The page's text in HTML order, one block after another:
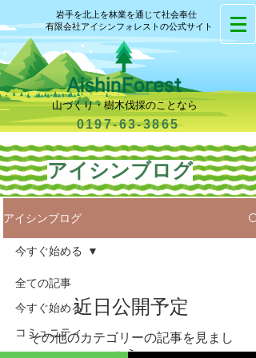
岩手を北上を林業を通じて社会奉仕
有限会社アイシンフォレストの公式サイト
山づくり・樹木伐採のことなら
0197-63-3865
​アイシンブログ
アイシンブログ
全ての記事
今すぐ始める
コミュニティ
今すぐ始める
近日公開予定
その他のカテゴリーの記事を見まし
ょう。